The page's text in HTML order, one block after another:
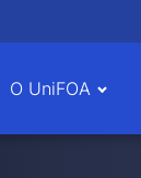
O UniFOA